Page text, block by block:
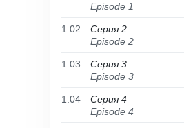
Episode 1
1.02
Серия 2
Episode 2
1.03
Серия 3
Episode 3
1.04
Серия 4
Episode 4